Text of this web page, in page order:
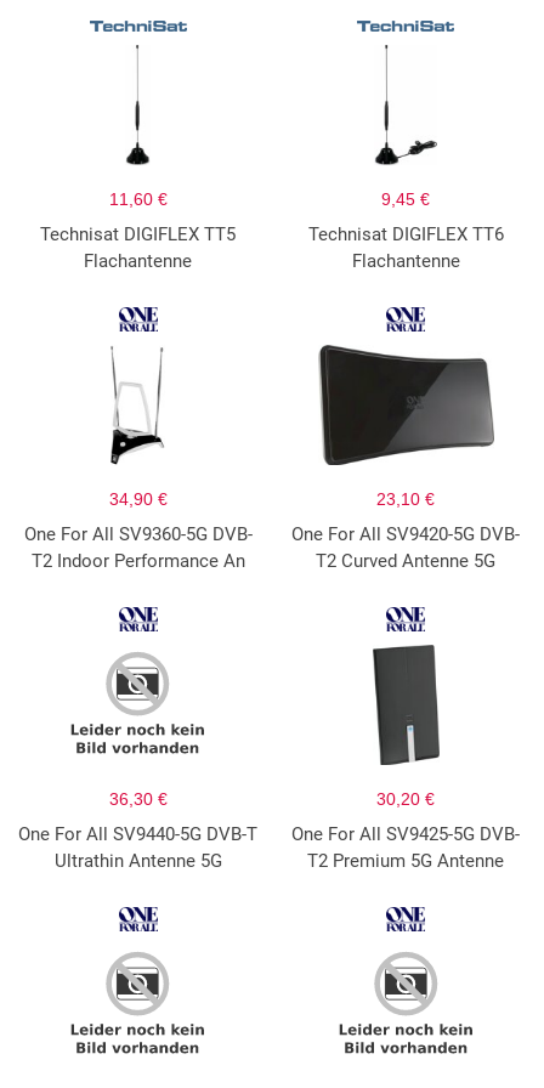
11,60 €
Technisat DIGIFLEX TT5
Flachantenne
9,45 €
Technisat DIGIFLEX TT6
Flachantenne
34,90 €
One For All SV9360-5G DVB-
T2 Indoor Performance An
23,10 €
One For All SV9420-5G DVB-
T2 Curved Antenne 5G
36,30 €
One For All SV9440-5G DVB-T
Ultrathin Antenne 5G
30,20 €
One For All SV9425-5G DVB-
T2 Premium 5G Antenne